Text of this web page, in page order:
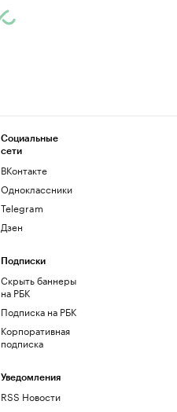
Социальные
сети
ВКонтакте
Одноклассники
Telegram
Дзен
Подписки
Скрыть баннеры
на РБК
Подписка на РБК
Корпоративная
подписка
Уведомления
RSS Новости